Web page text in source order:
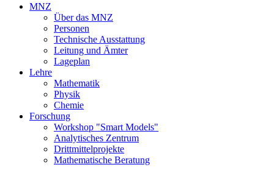
MNZ
Über das MNZ
Personen
Technische Ausstattung
Leitung und Ämter
Lageplan
Lehre
Mathematik
Physik
Chemie
Forschung
Workshop "Smart Models"
Analytisches Zentrum
Drittmittelprojekte
Mathematische Beratung